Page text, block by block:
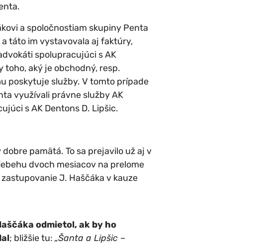
a spoločnostiam skupiny Penta
táto im vystavovala aj faktúry,
spolupracujúci s AK
toho, aký je obchodný, resp.
poskytuje služby. V tomto prípade
využívali právne služby AK
s AK Dentons D. Lipšic.
pamätá. To sa prejavilo už aj v
dvoch mesiacov na prelome
J. Haščáka v kauze
odmietol, ak by ho
; bližšie tu: „Šanta a Lipšic –